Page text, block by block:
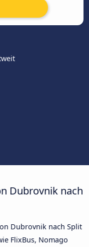
Dubrovnik nach
Dubrovnik nach Split
FlixBus, Nomago